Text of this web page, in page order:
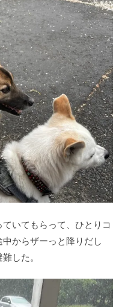
いてもらって、ひとりコ
からザーっと降りだし
した。